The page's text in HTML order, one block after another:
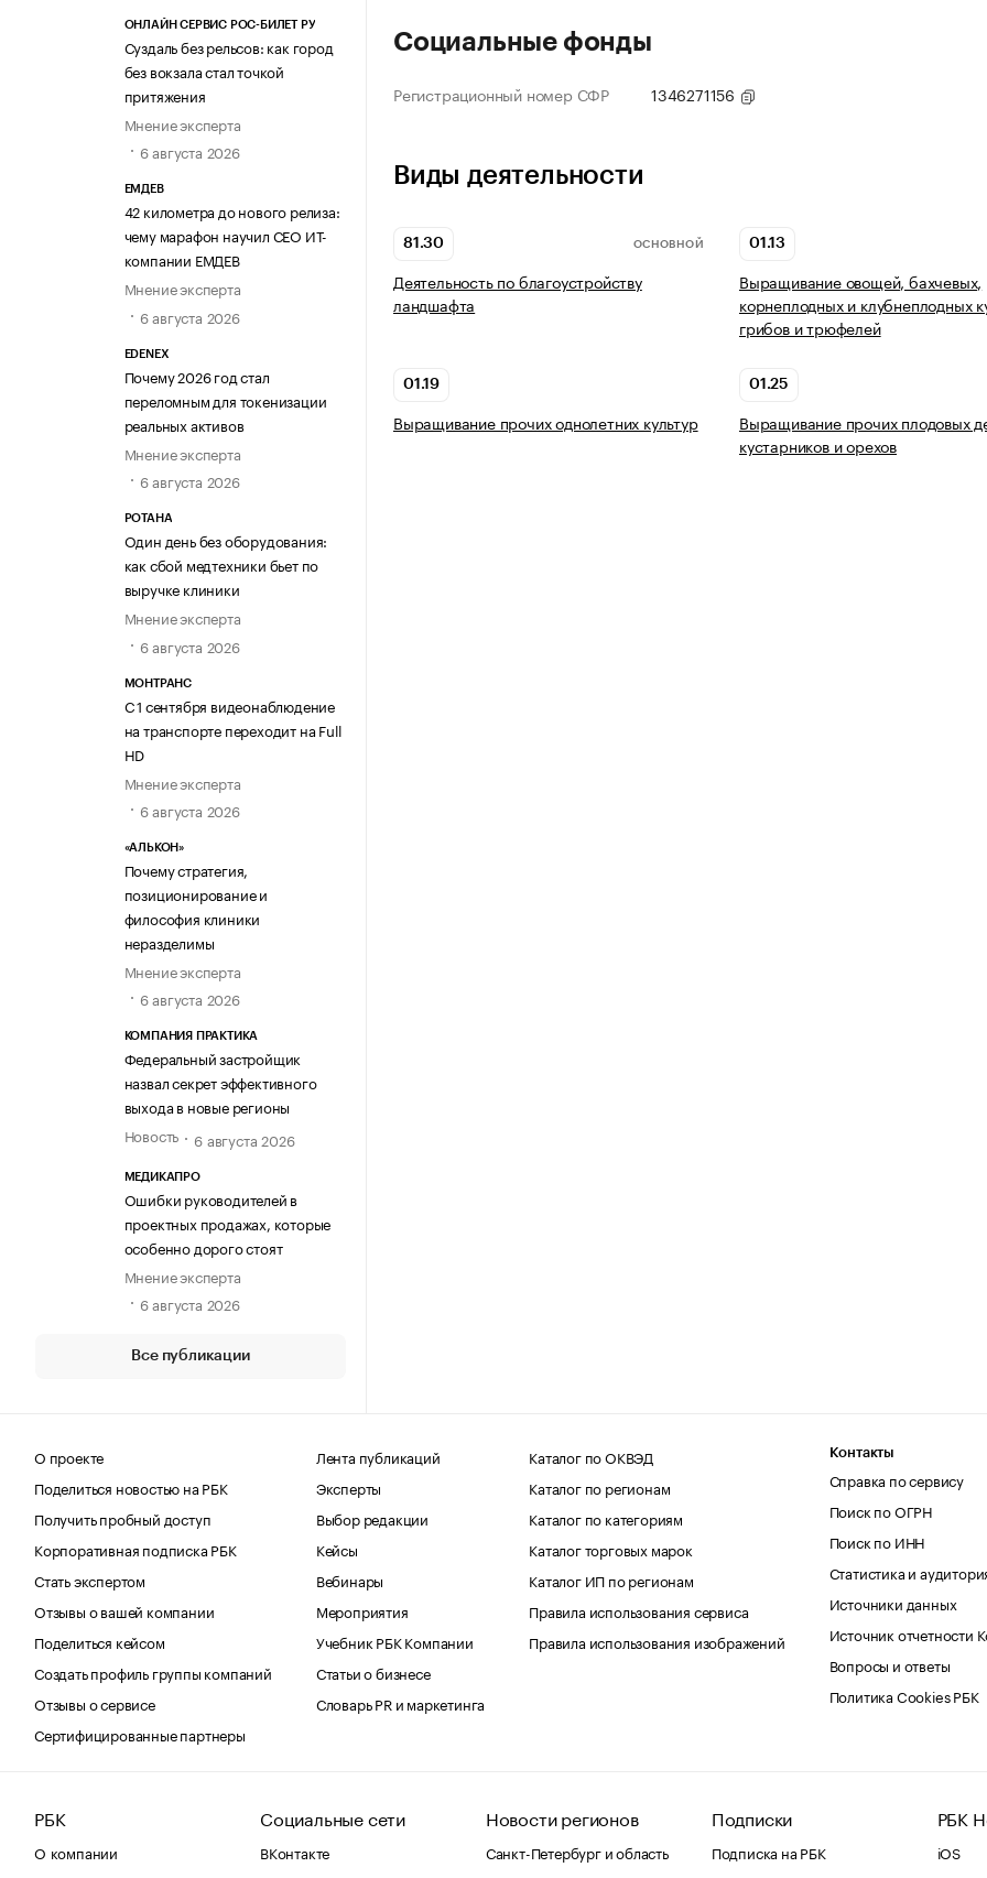
ОНЛАЙН СЕРВИС РОС-БИЛЕТ РУ
Суздаль без рельсов: как город
без вокзала стал точкой
притяжения
Мнение эксперта
6 августа 2026
ЕМДЕВ
42 километра до нового релиза:
чему марафон научил СЕО ИТ-
компании ЕМДЕВ
Мнение эксперта
6 августа 2026
EDENEX
Почему 2026 год стал
переломным для токенизации
реальных активов
Мнение эксперта
6 августа 2026
РОТАНА
Один день без оборудования:
как сбой медтехники бьет по
выручке клиники
Мнение эксперта
6 августа 2026
МОНТРАНС
С 1 сентября видеонаблюдение
на транспорте переходит на Full
HD
Мнение эксперта
6 августа 2026
«АЛЬКОН»
Почему стратегия,
позиционирование и
философия клиники
неразделимы
Мнение эксперта
6 августа 2026
КОМПАНИЯ ПРАКТИКА
Федеральный застройщик
назвал секрет эффективного
выхода в новые регионы
Новость
6 августа 2026
МЕДИКАПРО
Ошибки руководителей в
проектных продажах, которые
особенно дорого стоят
Мнение эксперта
6 августа 2026
Все публикации
Социальные фонды
Регистрационный номер СФР 1346271156
Виды деятельности
81.30 ОСНОВНОЙ
Деятельность по благоустройству
ландшафта
01.13
Выращивание овощей, бахчевых,
корнеплодных и клубнеплодных
грибов и трюфелей
01.19
Выращивание прочих однолетних культур
01.25
Выращивание прочих плодовых
кустарников и орехов
О проекте
Поделиться новостью на РБК
Получить пробный доступ
Корпоративная подписка РБК
Стать экспертом
Отзывы о вашей компании
Поделиться кейсом
Создать профиль группы компаний
Отзывы о сервисе
Сертифицированные партнеры
Лента публикаций
Эксперты
Выбор редакции
Кейсы
Вебинары
Мероприятия
Учебник РБК Компании
Статьи о бизнесе
Словарь PR и маркетинга
Каталог по ОКВЭД
Каталог по регионам
Каталог по категориям
Каталог торговых марок
Каталог ИП по регионам
Правила использования сервиса
Правила использования изображений
Контакты
Справка по сервису
Поиск по ОГРН
Поиск по ИНН
Статистика и
Источники данных
Источник отчетности
Вопросы и ответы
Политика Cookies РБК
РБК
О компании
Социальные сети
ВКонтакте
Новости регионов
Санкт-Петербург и область
Подписки
Подписка на РБК
РБК
iOS